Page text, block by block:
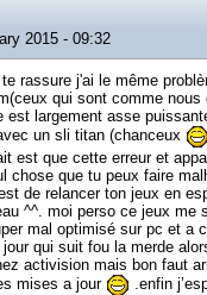
2015 - 09:32
rassure j'ai le même
qui sont comme
est largement asse
un sli titan (chanceux
est que cette erreur et
chose que tu peux faire
de relancer ton jeux en
^^. moi perso ce jeux me
mal optimisé sur pc et a
qui suit fou la merde
activision mais bon faut
mises a jour
.enfin